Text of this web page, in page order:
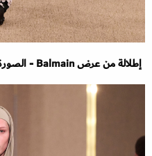
إطلالة من عرض Balmain - الصورة من Launchmetrics/Spotlight ©